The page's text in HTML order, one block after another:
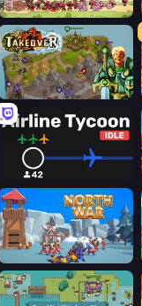
Tower vs Goblins
Takeover
Airline Tycoon Idle
North War